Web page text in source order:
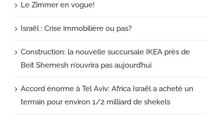
Le Zimmer en vogue!
Israël : Crise immobilière ou pas?
Construction: la nouvelle succursale IKEA près de
Beit Shemesh n’ouvrira pas aujourd’hui
Accord énorme à Tel Aviv: Africa Israël a acheté un
terrrain pour environ 1/2 milliard de shekels